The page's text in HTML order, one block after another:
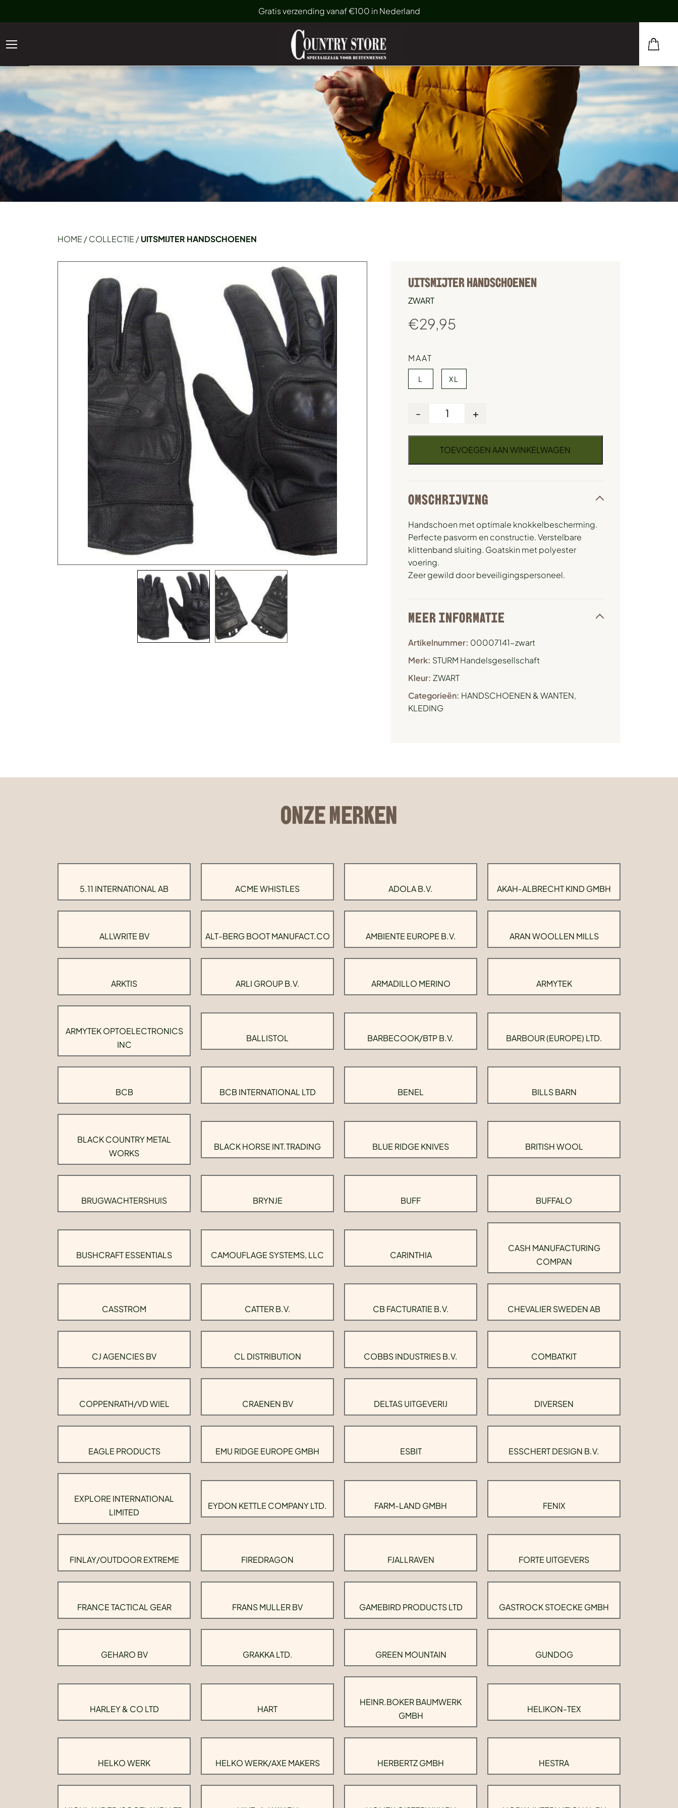
Gratis verzending vanaf €100 in Nederland
HOME /COLLECTIE /UITSMIJTER HANDSCHOENEN
UITSMIJTER HANDSCHOENEN
ZWART
€29,95
MAAT
L XL
- +
TOEVOEGEN AAN WINKELWAGEN
OMSCHRIJVING
Handschoen met optimale knokkelbescherming.
Perfecte pasvorm en constructie. Verstelbare
klittenband sluiting. Goatskin met polyester
voering.
Zeer gewild door beveiligingspersoneel.
MEER INFORMATIE
Artikelnummer: 00007141-zwart
Merk: STURM Handelsgesellschaft
Kleur: ZWART
Categorieën: HANDSCHOENEN & WANTEN,
KLEDING
ONZE MERKEN
5.11 INTERNATIONAL AB ACME WHISTLES ADOLA B.V. AKAH-ALBRECHT KIND GMBH
ALLWRITE BV ALT-BERG BOOT MANUFACT.CO AMBIENTE EUROPE B.V. ARAN WOOLLEN MILLS
ARKTIS ARLI GROUP B.V. ARMADILLO MERINO ARMYTEK
ARMYTEK OPTOELECTRONICS
INC
BALLISTOL BARBECOOK/BTP B.V. BARBOUR (EUROPE) LTD.
BCB BCB INTERNATIONAL LTD BENEL BILLS BARN
BLACK COUNTRY METAL
WORKS
BLACK HORSE INT.TRADING BLUE RIDGE KNIVES BRITISH WOOL
BRUGWACHTERSHUIS BRYNJE BUFF BUFFALO
BUSHCRAFT ESSENTIALS CAMOUFLAGE SYSTEMS, LLC CARINTHIA
CASH MANUFACTURING
COMPAN
CASSTROM CATTER B.V. CB FACTURATIE B.V. CHEVALIER SWEDEN AB
CJ AGENCIES BV CL DISTRIBUTION COBBS INDUSTRIES B.V. COMBATKIT
COPPENRATH/VD WIEL CRAENEN BV DELTAS UITGEVERIJ DIVERSEN
EAGLE PRODUCTS EMU RIDGE EUROPE GMBH ESBIT ESSCHERT DESIGN B.V.
EXPLORE INTERNATIONAL
LIMITED
EYDON KETTLE COMPANY LTD. FARM-LAND GMBH FENIX
FINLAY/OUTDOOR EXTREME FIREDRAGON FJALLRAVEN FORTE UITGEVERS
FRANCE TACTICAL GEAR FRANS MULLER BV GAMEBIRD PRODUCTS LTD GASTROCK STOECKE GMBH
GEHARO BV GRAKKA LTD. GREEN MOUNTAIN GUNDOG
HARLEY & CO LTD HART
HEINR.BOKER BAUMWERK
GMBH
HELIKON-TEX
HELKO WERK HELKO WERK/AXE MAKERS HERBERTZ GMBH HESTRA